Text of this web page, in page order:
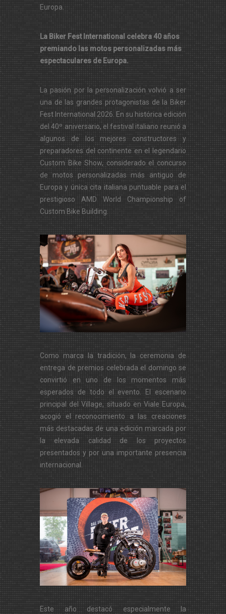
Europa.
La Biker Fest International celebra 40 años
premiando las motos personalizadas más
espectaculares de Europa.
La pasión por la personalización volvió a ser
una de las grandes protagonistas de la Biker
Fest International 2026. En su histórica edición
del 40º aniversario, el festival italiano reunió a
algunos de los mejores constructores y
preparadores del continente en el legendario
Custom Bike Show, considerado el concurso
de motos personalizadas más antiguo de
Europa y única cita italiana puntuable para el
prestigioso AMD World Championship of
Custom Bike Building.
Como marca la tradición, la ceremonia de
entrega de premios celebrada el domingo se
convirtió en uno de los momentos más
esperados de todo el evento. El escenario
principal del Village, situado en Viale Europa,
acogió el reconocimiento a las creaciones
más destacadas de una edición marcada por
la elevada calidad de los proyectos
presentados y por una importante presencia
internacional.
Este año destacó especialmente la